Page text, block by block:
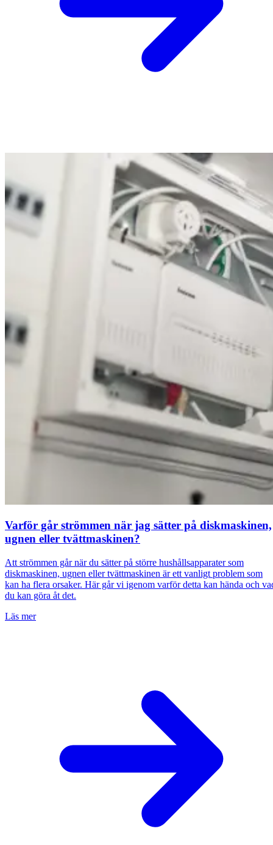
Varför går strömmen när jag sätter på diskmaskinen,
ugnen eller tvättmaskinen?
Att strömmen går när du sätter på större hushållsapparater som
diskmaskinen, ugnen eller tvättmaskinen är ett vanligt problem som
kan ha flera orsaker. Här går vi igenom varför detta kan hända och
du kan göra åt det.
Läs mer